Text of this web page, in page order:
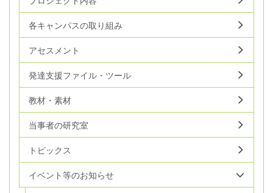
各キャンパスの取り組み
アセスメント
発達支援ファイル・ツール
教材・素材
当事者の研究室
トピックス
イベント等のお知らせ